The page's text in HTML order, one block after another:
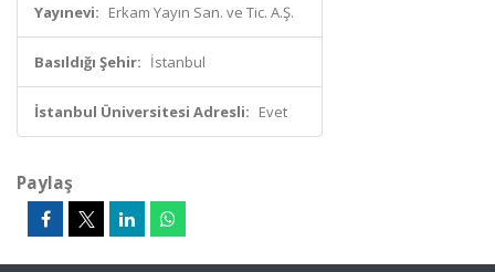
Yayınevi: Erkam Yayın San. ve Tic. A.Ş.
Basıldığı Şehir: İstanbul
İstanbul Üniversitesi Adresli: Evet
Paylaş